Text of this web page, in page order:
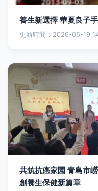
養生新選擇 華夏良子
更新時間：2026-06-19
共筑抗癌家園 青島市
創養生保健新篇章